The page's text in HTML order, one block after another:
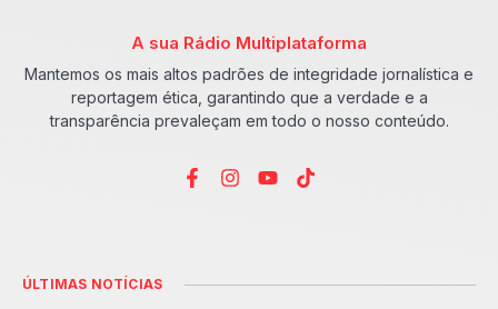
A sua Rádio Multiplataforma
Mantemos os mais altos padrões de integridade jornalística e
reportagem ética, garantindo que a verdade e a
transparência prevaleçam em todo o nosso conteúdo.
ÚLTIMAS NOTÍCIAS